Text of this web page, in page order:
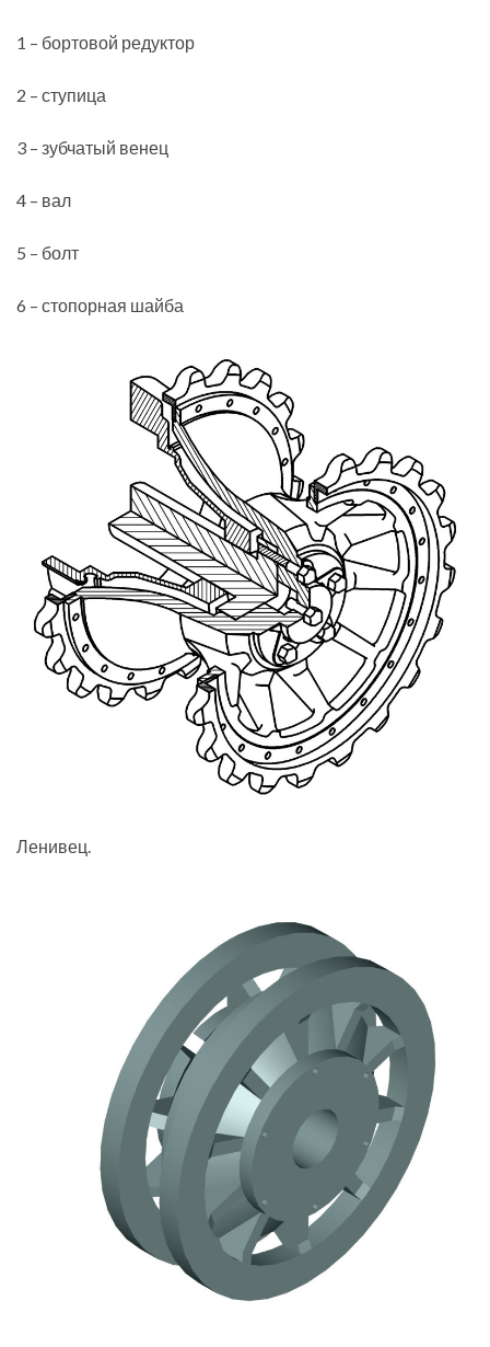
1 – бортовой редуктор
2 – ступица
3 – зубчатый венец
4 – вал
5 – болт
6 – стопорная шайба
Ленивец.